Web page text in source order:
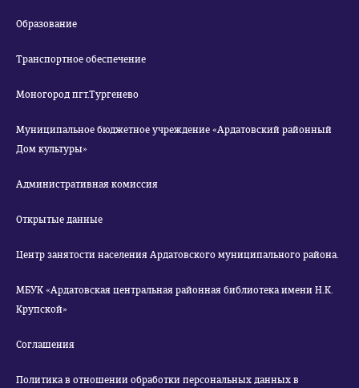
Образование
Транспортное обеспечение
Моногород пгт.Тургенево
Муниципальное бюджетное учреждение «Ардатовский районный
Дом культуры»
Административная комиссия
Открытые данные
Центр занятости населения Ардатовского муниципального района.
МБУК «Ардатовская центральная районная библиотека имени Н.К.
Крупской»
Соглашения
Политика в отношении обработки персональных данных в